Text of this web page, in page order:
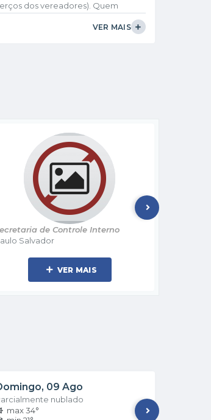
dos vereadores). Quem
- abaixo assinado com assinaturas
VER MAIS
de Diretora
Amenta
VER MAIS
09 Ago
nublado
max 34°